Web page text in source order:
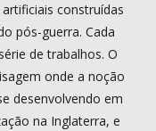
construídas
pós-guerra. Cada
de trabalhos. O
onde a noção
desenvolvendo em
na Inglaterra, e